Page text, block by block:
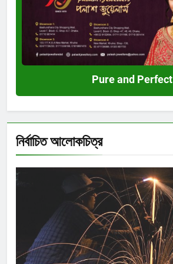
Pure and Perfect
নির্বাচিত আলোকচিত্র